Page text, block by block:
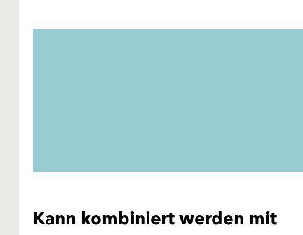
Kann kombiniert werden mit